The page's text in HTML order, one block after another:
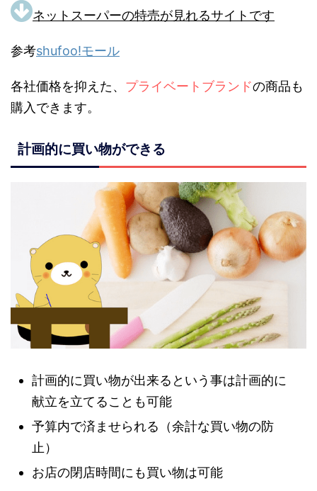
ネットスーパーの特売が見れるサイトです
参考shufoo!モール
各社価格を抑えた、 プライベートブランドの商品も
購入できます。
計画的に買い物ができる
計画的に買い物が出来るという事は計画的に
献立を立てることも可能
予算内で済ませられる（余計な買い物の防
止）
お店の閉店時間にも買い物は可能